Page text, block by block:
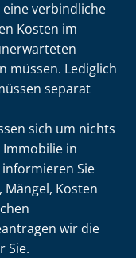
verbindliche
Kosten im
müssen. Lediglich
separat
sich um nichts
in
Sie
Kosten
wir die
Sie.